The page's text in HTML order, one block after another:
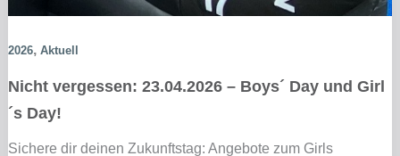
2026, Aktuell
Nicht vergessen: 23.04.2026 – Boys´ Day und Girl
´s Day!
Sichere dir deinen Zukunftstag: Angebote zum Girls